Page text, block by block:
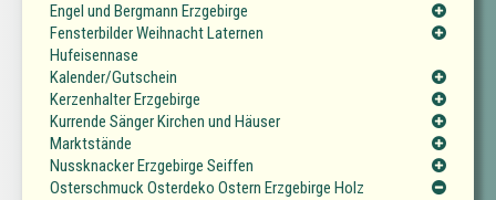
Engel und Bergmann Erzgebirge
Fensterbilder Weihnacht Laternen
Hufeisennase
Kalender/Gutschein
Kerzenhalter Erzgebirge
Kurrende Sänger Kirchen und Häuser
Marktstände
Nussknacker Erzgebirge Seiffen
Osterschmuck Osterdeko Ostern Erzgebirge Holz